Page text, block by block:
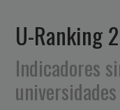
U-Ranking
Indicadores